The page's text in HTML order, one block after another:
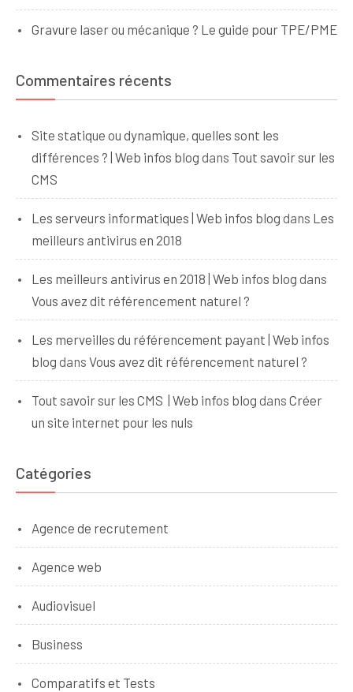
Gravure laser ou mécanique ? Le guide pour TPE/PME
Commentaires récents
Site statique ou dynamique, quelles sont les
différences ? | Web infos blog dans Tout savoir sur les
CMS
Les serveurs informatiques | Web infos blog dans Les
meilleurs antivirus en 2018
Les meilleurs antivirus en 2018 | Web infos blog dans
Vous avez dit référencement naturel ?
Les merveilles du référencement payant | Web infos
blog dans Vous avez dit référencement naturel ?
Tout savoir sur les CMS | Web infos blog dans Créer
un site internet pour les nuls
Catégories
Agence de recrutement
Agence web
Audiovisuel
Business
Comparatifs et Tests